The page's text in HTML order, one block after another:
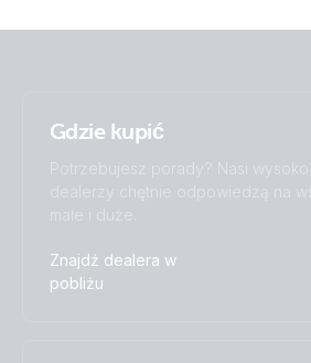
Gdzie kupić
Potrzebujesz porady? Nasi wysoko
dealerzy chętnie odpowiedzą na
małe i duże.
Znajdź dealera w
pobliżu